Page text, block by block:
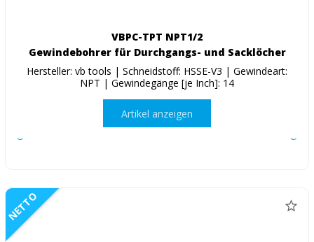
VBPC-TPT NPT1/2
Gewindebohrer für Durchgangs- und Sacklöcher
Hersteller: vb tools | Schneidstoff: HSSE-V3 | Gewindeart:
NPT | Gewindegänge [je Inch]: 14
Artikel anzeigen
NETTO